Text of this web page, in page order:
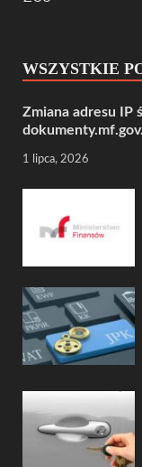
WSZYSTKIE
Zmiana adresu IP
1 lipca, 2026